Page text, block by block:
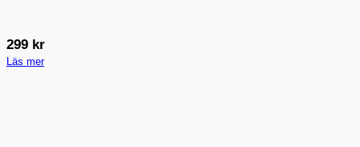
299 kr
Läs mer